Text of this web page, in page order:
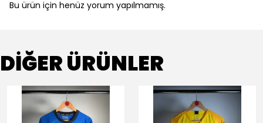
Bu ürün için henüz yorum yapılmamış.
DİĞER ÜRÜNLER